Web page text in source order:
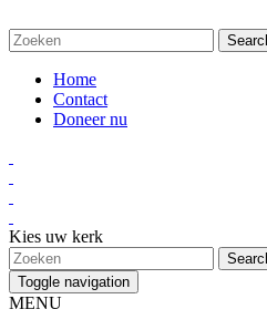
Home
Contact
Doneer nu
Kies uw kerk
Toggle navigation
MENU